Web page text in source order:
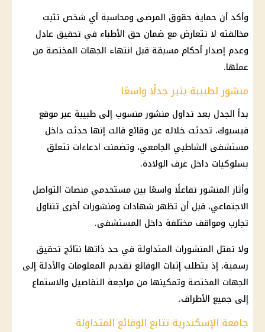
وأكد أن حماية حقوق المرضى ومحاسبة أي شخص تثبت
مخالفته لا تتعارض مع ضمان حق الأطباء في تحقيق عادل
وعدم إصدار أحكام مسبقة قبل انتهاء الجهات المختصة من
عملها.
منشور لطبيبة يثير جدلًا واسعًا
بدأ الجدل بعد تداول منشور منسوب إلى طبيبة عبر موقع
فيسبوك، تحدثت خلاله عن وقائع قالت إنها حدثت داخل
مستشفى الشاطبي الجامعي، وتضمنت ادعاءات تتعلق
بسلوكيات داخل غرف الولادة.
وأثار المنشور تفاعلًا واسعًا بين مستخدمي منصات التواصل
الاجتماعي، قبل أن تظهر شهادات ومنشورات أخرى تتناول
تجارب ومواقف مختلفة داخل المستشفى.
ولا تمثل المنشورات المتداولة في حد ذاتها نتائج تحقيق
رسمية، إذ يتطلب إثبات الوقائع تقديم المعلومات والأدلة إلى
الجهات المختصة وتمكينها من مراجعة التفاصيل والاستماع
إلى جميع الأطراف.
جامعة الإسكندرية تتابع الوقائع المتداولة